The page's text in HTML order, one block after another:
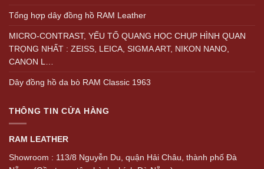
Tổng hợp dây đồng hồ RAM Leather
MICRO-CONTRAST, YẾU TỐ QUANG HỌC CHỤP HÌNH QUAN
TRỌNG NHẤT : ZEISS, LEICA, SIGMA ART, NIKON NANO,
CANON L…
Dây đồng hồ da bò RAM Classic 1963
THÔNG TIN CỬA HÀNG
RAM LEATHER
Showroom : 113/8 Nguyễn Du, quận Hải Châu, thành phố Đà